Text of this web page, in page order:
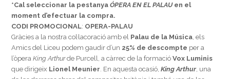
*Cal seleccionar la pestanyaÓPERA EN EL PALAU en el
moment d’efectuar la compra.
CODI PROMOCIONAL: OPERA-PALAU
Gràcies a la nostra col·lacoració amb el Palau de la Música , els
Amics del Liceu podem gaudir d’un 25% de descompte per a
l’òperaKing Arthurde Purcell, a càrrec de la formacióVox Luminis
que dirigeix Lionel Meunier . En aquesta ocasió,King Arthur, una